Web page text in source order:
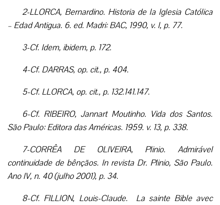
2-LLORCA, Bernardino. Historia de la Iglesia Católica
– Edad Antigua. 6. ed. Madri: BAC, 1990, v. I, p. 77.
3-Cf. Idem, ibidem, p. 172.
4-Cf. DARRAS, op. cit., p. 404.
5-Cf. LLORCA, op. cit., p. 132.141.147.
6-Cf. RIBEIRO, Jannart Moutinho. Vida dos Santos.
São Paulo: Editora das Américas. 1959. v. 13, p. 338.
7-CORRÊA DE OLIVEIRA, Plinio. Admirável
continuidade de bênçãos. In revista Dr. Plinio, São Paulo.
Ano IV, n. 40 (julho 2001), p. 34.
8-Cf. FILLION, Louis-Claude. La sainte Bible avec